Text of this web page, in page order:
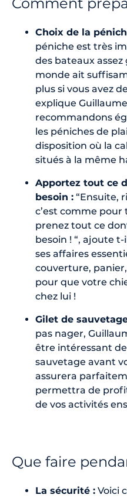
Choix de la
péniche est très
des bateaux
monde ait
plus si vous avez
explique
recommandons
les péniches de
disposition où la
situés à la même
Apportez tout ce
besoin : “Ensuite,
c’est comme pour
prenez tout ce
besoin ! “, ajoute
ses affaires
couverture,
pour que votre
chez lui !
Gilet de
pas nager,
être intéressant
sauvetage avant
assurera
permettra de
de vos activités
Que faire
La sécurité : Voici